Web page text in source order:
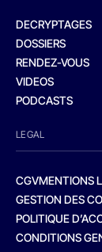
DECRYPTAGES
DOSSIERS
RENDEZ-VOUS
VIDEOS
PODCASTS
LEGAL
CGVMENTIONS
GESTION DES
POLITIQUE
CONDITIONS